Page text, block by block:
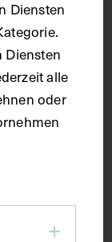
Diensten
alle
oder